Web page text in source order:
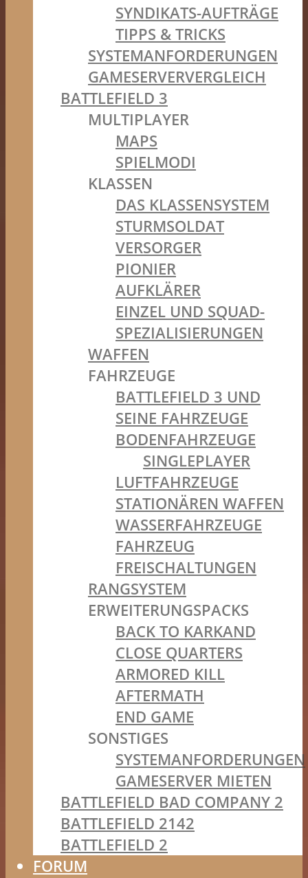
SYNDIKATS-AUFTRÄGE
TIPPS & TRICKS
SYSTEMANFORDERUNGEN
GAMESERVERVERGLEICH
BATTLEFIELD 3
MULTIPLAYER
MAPS
SPIELMODI
KLASSEN
DAS KLASSENSYSTEM
STURMSOLDAT
VERSORGER
PIONIER
AUFKLÄRER
EINZEL UND SQUAD-
SPEZIALISIERUNGEN
WAFFEN
FAHRZEUGE
BATTLEFIELD 3 UND
SEINE FAHRZEUGE
BODENFAHRZEUGE
SINGLEPLAYER
LUFTFAHRZEUGE
STATIONÄREN WAFFEN
WASSERFAHRZEUGE
FAHRZEUG
FREISCHALTUNGEN
RANGSYSTEM
ERWEITERUNGSPACKS
BACK TO KARKAND
CLOSE QUARTERS
ARMORED KILL
AFTERMATH
END GAME
SONSTIGES
SYSTEMANFORDERUNGEN
GAMESERVER MIETEN
BATTLEFIELD BAD COMPANY 2
BATTLEFIELD 2142
BATTLEFIELD 2
FORUM